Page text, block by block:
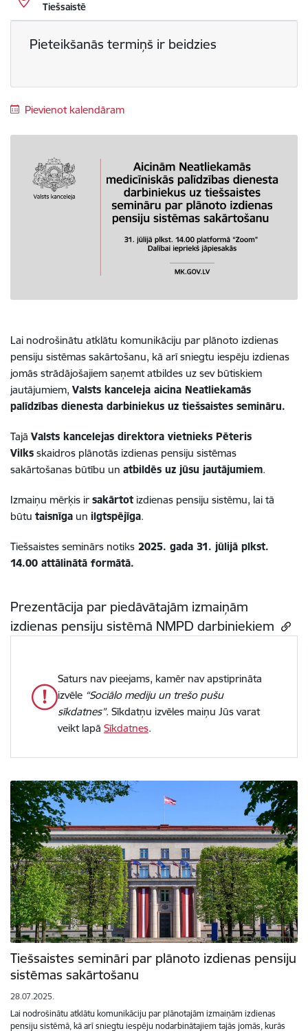
Tiešsaistē
Pieteikšanās termiņš ir beidzies
Pievienot kalendāram
Lai nodrošinātu atklātu komunikāciju par plānoto izdienas
pensiju sistēmas sakārtošanu, kā arī sniegtu iespēju izdienas
jomās strādājošajiem saņemt atbildes uz sev būtiskiem
jautājumiem, Valsts kanceleja aicina Neatliekamās
palīdzības dienesta darbiniekus uz tiešsaistes semināru.
Tajā Valsts kancelejas direktora vietnieks Pēteris
Vilks skaidros plānotās izdienas pensiju sistēmas
sakārtošanas būtību un atbildēs uz jūsu jautājumiem.
Izmaiņu mērķis ir sakārtot izdienas pensiju sistēmu, lai tā
būtu taisnīga un ilgtspējīga.
Tiešsaistes seminārs notiks 2025. gada 31. jūlijā plkst.
14.00 attālinātā formātā.
Prezentācija par piedāvātajām izmaiņām
izdienas pensiju sistēmā NMPD darbiniekiem
Saturs nav pieejams, kamēr nav apstiprināta
izvēle “Sociālo mediju un trešo pušu
sīkdatnes”. Sīkdatņu izvēles maiņu Jūs varat
veikt lapā Sīkdatnes.
Tiešsaistes semināri par plānoto izdienas pensiju
sistēmas sakārtošanu
28.07.2025.
Lai nodrošinātu atklātu komunikāciju par plānotajām izmaiņām izdienas
pensiju sistēmā, kā arī sniegtu iespēju nodarbinātajiem tajās jomās, kurās